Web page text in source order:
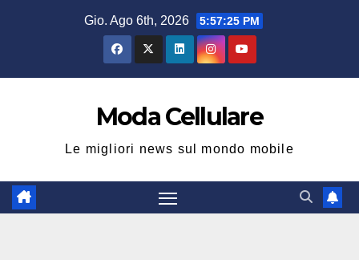
Gio. Ago 6th, 2026 5:57:25 PM
Moda Cellulare
Le migliori news sul mondo mobile